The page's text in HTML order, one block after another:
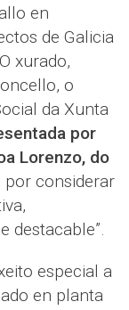
en
de Galicia
xurado,
o
da Xunta
por
Lorenzo, do
por considerar
destacable”.
especial a
en planta